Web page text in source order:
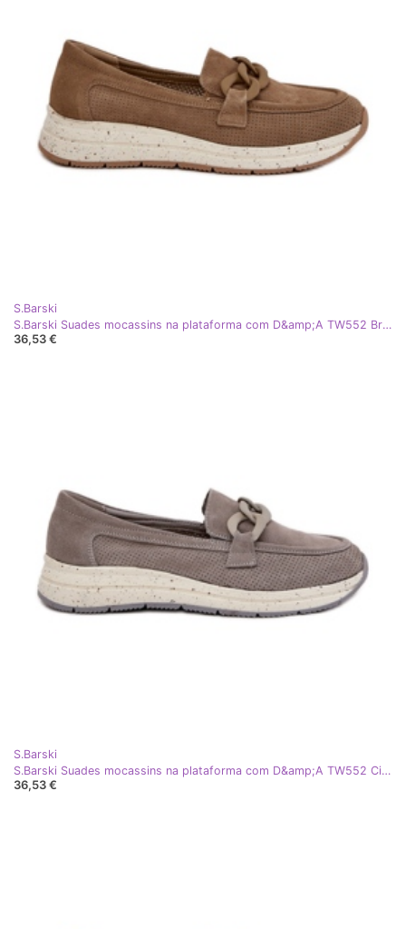
S.Barski
S.Barski Suades mocassins na plataforma com D&amp;A TW552 Brown Chain marrom
36,53 €
S.Barski
S.Barski Suades mocassins na plataforma com D&amp;A TW552 Cinza cinza
36,53 €